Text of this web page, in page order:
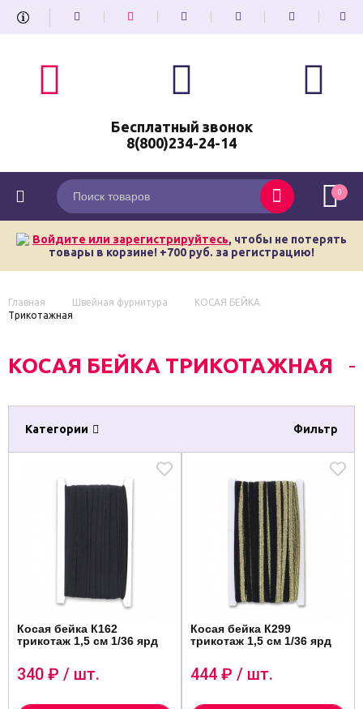
Бесплатный звонок
8(800)234-24-14
0
Войдите или зарегистрируйтесь, чтобы не потерять
товары в корзине! +700 руб. за регистрацию!
Главная Швейная фурнитура
КОСАЯ БЕЙКА
Трикотажная
КОСАЯ БЕЙКА ТРИКОТАЖНАЯ
Категории Фильтр
Косая бейка К162
трикотаж 1,5 см 1/36 ярд
340 ₽ / шт.
Косая бейка К299
трикотаж 1,5 см 1/36 ярд
444 ₽ / шт.